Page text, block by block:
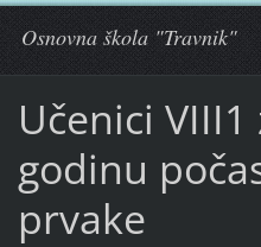
Osnovna škola "Travnik"
Učenici
godinu
prvake